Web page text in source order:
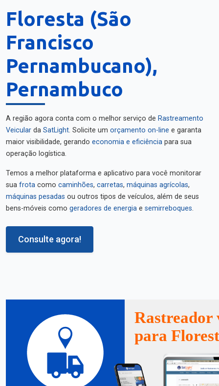
Floresta (São
Francisco
Pernambucano),
Pernambuco
A região agora conta com o melhor serviço de Rastreamento
Veicular da SatLight. Solicite um orçamento on-line e garanta
maior visibilidade, gerando economia e eficiência para sua
operação logística.
Temos a melhor plataforma e aplicativo para você monitorar
sua frota como caminhões, carretas, máquinas agrícolas,
máquinas pesadas ou outros tipos de veículos, além de seus
bens-móveis como geradores de energia e semirreboques.
Consulte agora!
Rastreador
para